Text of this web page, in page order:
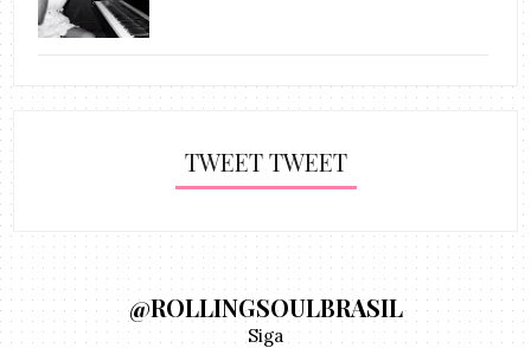
TWEET TWEET
@ROLLINGSOULBRASIL
Siga